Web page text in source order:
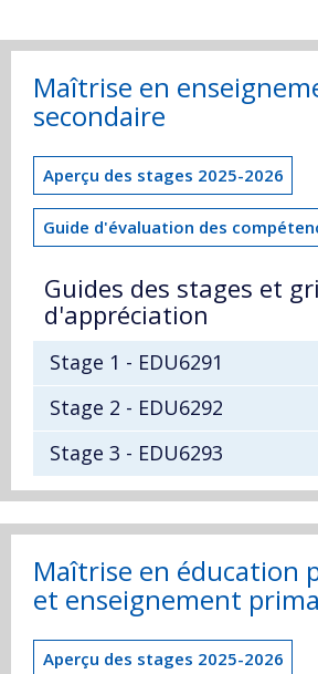
Maîtrise en
secondaire
Aperçu des stages 2025-2026
Guide d'évaluation des
Guides des stages et
d'appréciation
Stage 1 - EDU6291
Stage 2 - EDU6292
Stage 3 - EDU6293
Maîtrise en éducation
et enseignement
Aperçu des stages 2025-2026